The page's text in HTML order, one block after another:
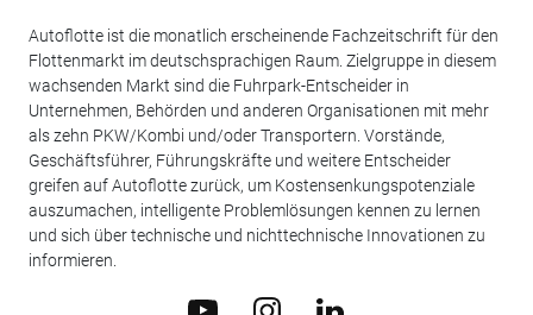
Autoflotte ist die monatlich erscheinende Fachzeitschrift für den
Flottenmarkt im deutschsprachigen Raum. Zielgruppe in diesem
wachsenden Markt sind die Fuhrpark-Entscheider in
Unternehmen, Behörden und anderen Organisationen mit mehr
als zehn PKW/Kombi und/oder Transportern. Vorstände,
Geschäftsführer, Führungskräfte und weitere Entscheider
greifen auf Autoflotte zurück, um Kostensenkungspotenziale
auszumachen, intelligente Problemlösungen kennen zu lernen
und sich über technische und nichttechnische Innovationen zu
informieren.